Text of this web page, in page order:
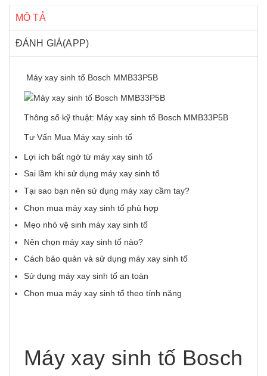
MÔ TẢ
ĐÁNH GIÁ(APP)
Máy xay sinh tố Bosch MMB33P5B
Thông số kỹ thuật: Máy xay sinh tố Bosch MMB33P5B
Tư Vấn Mua Máy xay sinh tố
Lợi ích bất ngờ từ máy xay sinh tố
Sai lầm khi sử dụng máy xay sinh tố
Tại sao bạn nên sử dụng máy xay cầm tay?
Chọn mua máy xay sinh tố phù hợp
Mẹo nhỏ vệ sinh máy xay sinh tố
Nên chọn máy xay sinh tố nào?
Cách bảo quản và sử dụng máy xay sinh tố
Sử dụng máy xay sinh tố an toàn
Chọn mua máy xay sinh tố theo tính năng
Máy xay sinh tố Bosch